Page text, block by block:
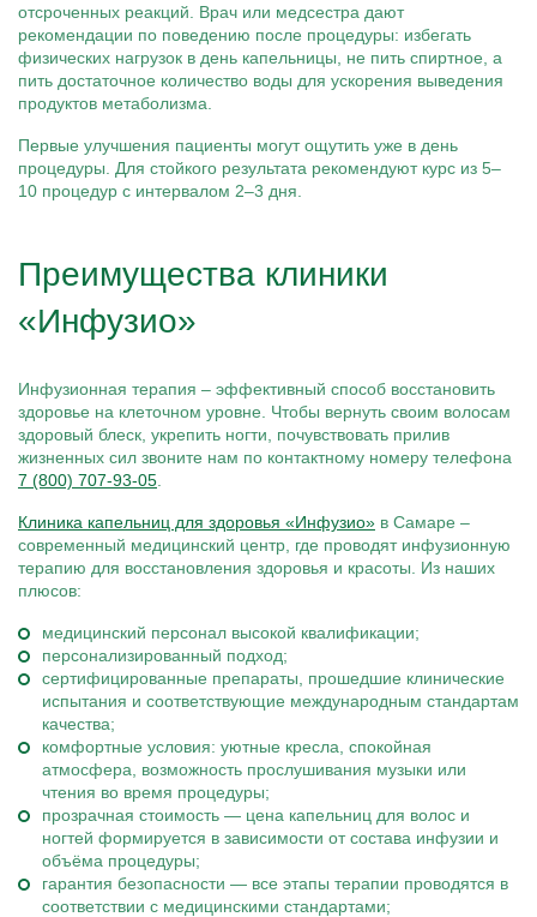
отсроченных реакций. Врач или медсестра дают
рекомендации по поведению после процедуры: избегать
физических нагрузок в день капельницы, не пить спиртное, а
пить достаточное количество воды для ускорения выведения
продуктов метаболизма.
Первые улучшения пациенты могут ощутить уже в день
процедуры. Для стойкого результата рекомендуют курс из 5–
10 процедур с интервалом 2–3 дня.
Преимущества клиники
«Инфузио»
Инфузионная терапия – эффективный способ восстановить
здоровье на клеточном уровне. Чтобы вернуть своим волосам
здоровый блеск, укрепить ногти, почувствовать прилив
жизненных сил звоните нам по контактному номеру телефона
7 (800) 707-93-05
Клиника капельниц для здоровья «Инфузио» в Самаре –
современный медицинский центр, где проводят инфузионную
терапию для восстановления здоровья и красоты. Из наших
плюсов:
медицинский персонал высокой квалификации;
персонализированный подход;
сертифицированные препараты, прошедшие клинические
испытания и соответствующие международным стандартам
качества;
комфортные условия: уютные кресла, спокойная
атмосфера, возможность прослушивания музыки или
чтения во время процедуры;
прозрачная стоимость — цена капельниц для волос и
ногтей формируется в зависимости от состава инфузии и
объёма процедуры;
гарантия безопасности — все этапы терапии проводятся в
соответствии с медицинскими стандартами;